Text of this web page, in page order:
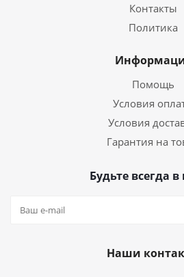
Контакты
Политика
Помощь
Условия
Условия
Гарантия на
Будьте всегда в
Наши